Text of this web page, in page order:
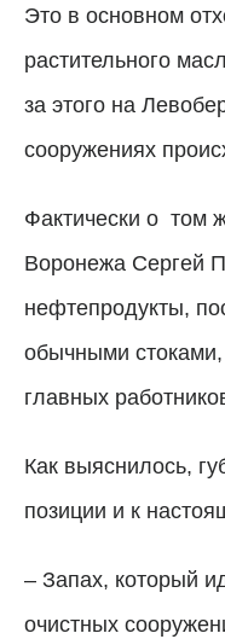
Это в основном
растительного
за этого на
сооружениях
Фактически о том
Воронежа Сергей
нефтепродукты,
обычными стоками,
главных
Как выяснилось,
позиции и к
– Запах, который
очистных